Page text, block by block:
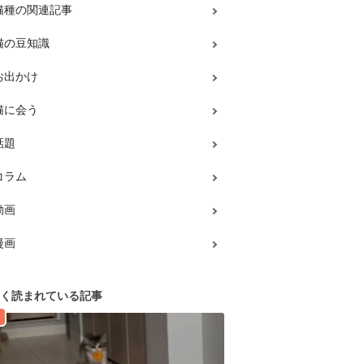
種の関連記事
の豆知識
出かけ
に会う
題
ラム
画
画
読まれている記事